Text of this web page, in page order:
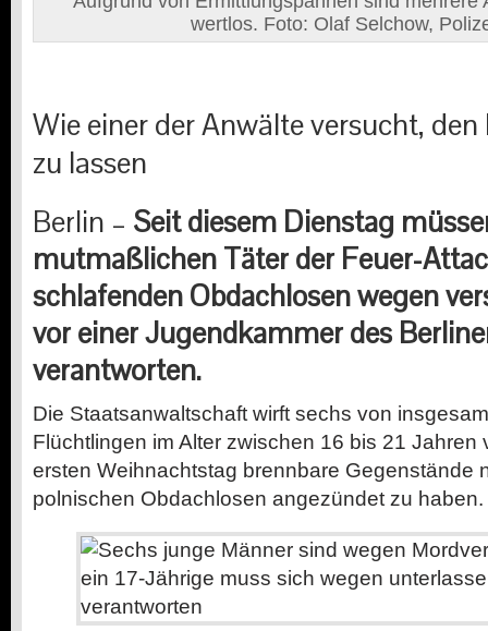
wertlos. Foto: Olaf Selchow,
Wie einer der Anwälte versucht, den
zu lassen
Berlin – Seit diesem Dienstag
mutmaßlichen Täter der Feuer-
schlafenden Obdachlosen wegen
vor einer Jugendkammer des
verantworten.
Die Staatsanwaltschaft wirft sechs von
Flüchtlingen im Alter zwischen 16 bis 21 Jahren
ersten Weihnachtstag brennbare Gegenstände
polnischen Obdachlosen angezündet zu haben.